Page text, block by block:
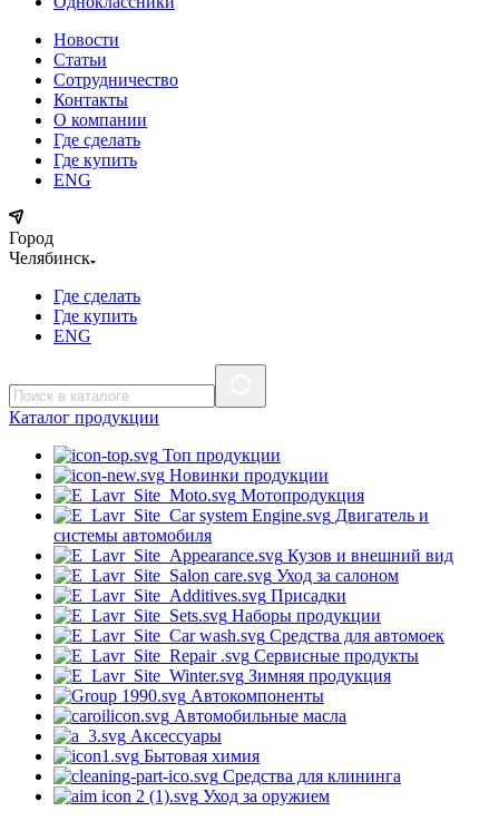
Новости
Статьи
Сотрудничество
Контакты
О компании
Где сделать
Где купить
ENG
Город
Челябинск
Где сделать
Где купить
ENG
Каталог продукции
Топ продукции
Новинки продукции
Мотопродукция
Двигатель и
системы автомобиля
Кузов и внешний вид
Уход за салоном
Присадки
Наборы продукции
Средства для автомоек
Сервисные продукты
Зимняя продукция
Автокомпоненты
Автомобильные масла
Аксессуары
Бытовая химия
Средства для клининга
Уход за оружием